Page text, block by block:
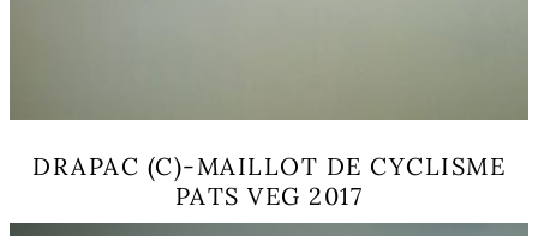
DRAPAC (C)-MAILLOT DE CYCLISME
PATS VEG 2017